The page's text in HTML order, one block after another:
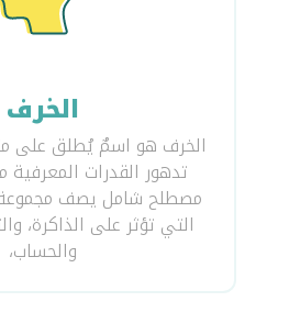
الخرف
الخرف هو اسمٌ يُطلق على
تدهور القدرات
مصطلح شامل يصف مجموعة
التي تؤثر على الذاكرة،
والحساب،